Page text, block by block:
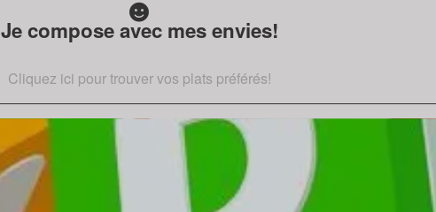
Je compose avec mes envies!
Cliquez ici pour trouver vos plats préférés!